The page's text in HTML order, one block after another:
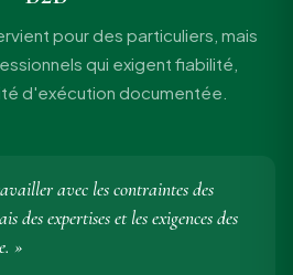
pour des particuliers, mais
qui exigent fiabilité,
d'exécution documentée.
avec les contraintes des
des expertises et les exigences des
»